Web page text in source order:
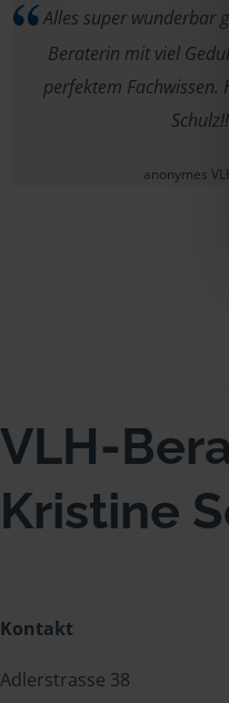
Alles super wunderbar
Beraterin mit viel
perfektem Fachwissen.
anonymes
VLH-
Kristine
Kontakt
Adlerstrasse 38